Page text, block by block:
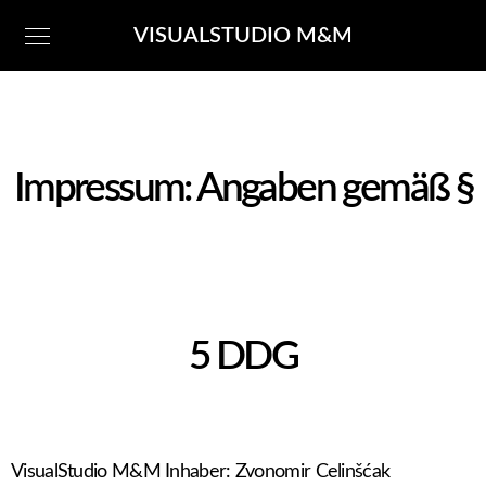
VISUALSTUDIO M&M
Impressum: Angaben gemäß §
5 DDG
VisualStudio M&M Inhaber: Zvonomir Celinšćak